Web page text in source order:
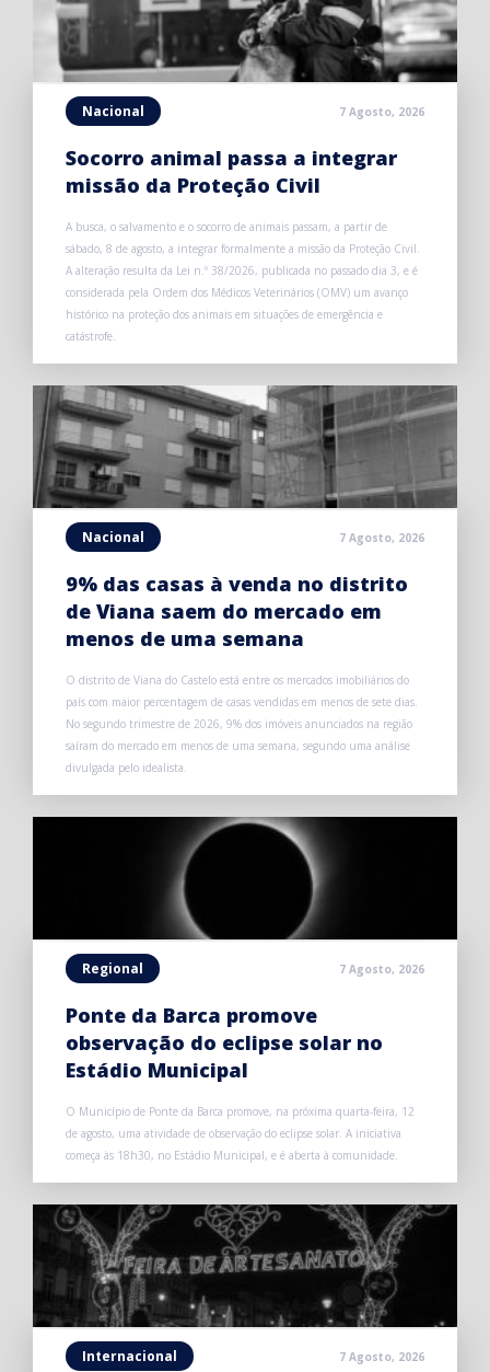
Nacional 7 Agosto, 2026
Socorro animal passa a integrar
missão da Proteção Civil
A busca, o salvamento e o socorro de animais passam, a partir de
sábado, 8 de agosto, a integrar formalmente a missão da Proteção Civil.
A alteração resulta da Lei n.º 38/2026, publicada no passado dia 3, e é
considerada pela Ordem dos Médicos Veterinários (OMV) um avanço
histórico na proteção dos animais em situações de emergência e
catástrofe.
Nacional 7 Agosto, 2026
9% das casas à venda no distrito
de Viana saem do mercado em
menos de uma semana
O distrito de Viana do Castelo está entre os mercados imobiliários do
país com maior percentagem de casas vendidas em menos de sete dias.
No segundo trimestre de 2026, 9% dos imóveis anunciados na região
saíram do mercado em menos de uma semana, segundo uma análise
divulgada pelo idealista.
Regional 7 Agosto, 2026
Ponte da Barca promove
observação do eclipse solar no
Estádio Municipal
O Município de Ponte da Barca promove, na próxima quarta-feira, 12
de agosto, uma atividade de observação do eclipse solar. A iniciativa
começa às 18h30, no Estádio Municipal, e é aberta à comunidade.
Internacional 7 Agosto, 2026